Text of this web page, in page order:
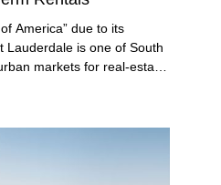
America” due to its
Lauderdale is one of South
markets for real-estate
of millions of visitors